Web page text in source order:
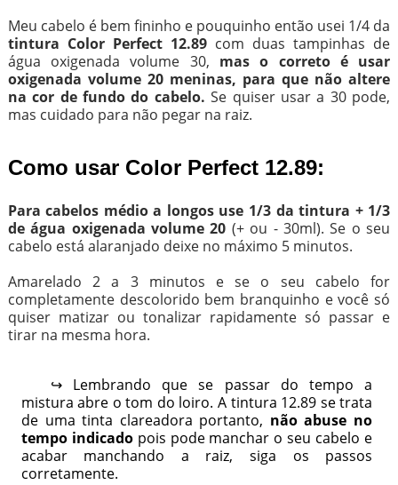
Meu cabelo é bem fininho e pouquinho então usei 1/4 da
tintura Color Perfect 12.89 com duas tampinhas de
água oxigenada volume 30, mas o correto é usar
oxigenada volume 20 meninas, para que não altere
na cor de fundo do cabelo. Se quiser usar a 30 pode,
mas cuidado para não pegar na raiz.
Como usar Color Perfect 12.89:
Para cabelos médio a longos use 1/3 da tintura + 1/3
de água oxigenada volume 20 (+ ou - 30ml). Se o seu
cabelo está alaranjado deixe no máximo 5 minutos.
Amarelado 2 a 3 minutos e se o seu cabelo for
completamente descolorido bem branquinho e você só
quiser matizar ou tonalizar rapidamente só passar e
tirar na mesma hora.
↪ Lembrando que se passar do tempo a
mistura abre o tom do loiro. A tintura 12.89 se trata
de uma tinta clareadora portanto, não abuse no
tempo indicadopois pode manchar o seu cabelo e
acabar manchando a raiz, siga os passos
corretamente.